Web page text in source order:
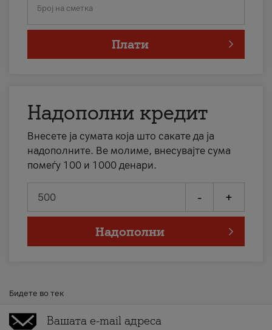
Број на сметка
Плати
Надополни кредит
Внесете ја сумата која што сакате да ја
надополните. Ве молиме, внесувајте сума
помеѓу 100 и 1000 денари.
- +
Надополни
Бидете во тек